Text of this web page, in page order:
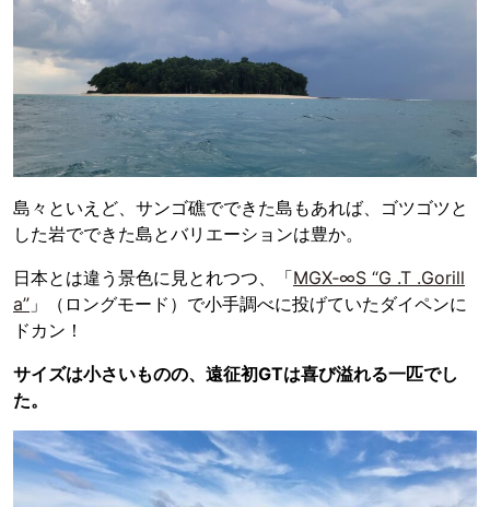
島々といえど、サンゴ礁でできた島もあれば、ゴツゴツと
した岩でできた島とバリエーションは豊か。
日本とは違う景色に見とれつつ、「MGX‐∞S “G .T .Gorill
a” 」（ロングモード）で小手調べに投げていたダイペンに
ドカン！
サイズは小さいものの、遠征初GTは喜び溢れる一匹でし
た。